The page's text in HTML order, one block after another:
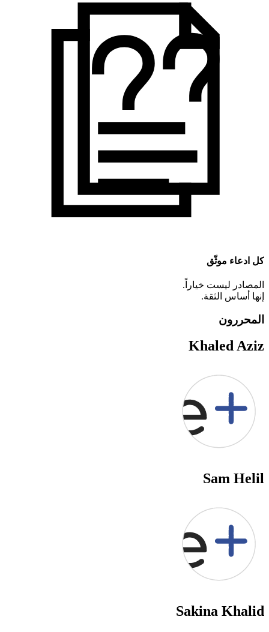
كل ادعاء موثّق
المصادر ليست خياراً.
إنها أساس الثقة.
المحررون
Khaled Aziz
Sam Helil
Sakina Khalid